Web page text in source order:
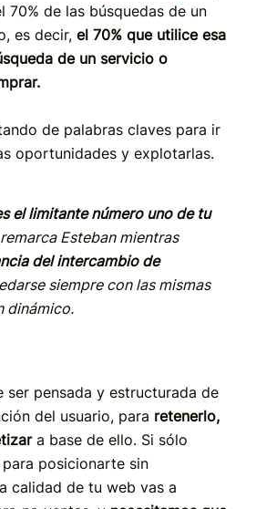
70% de las búsquedas de un
es decir, el 70% que utilice esa
de un servicio o
de palabras claves para ir
oportunidades y explotarlas.
el limitante número uno de tu
Esteban mientras
del intercambio de
siempre con las mismas
dinámico.
ser pensada y estructurada de
del usuario, para retenerlo,
a base de ello. Si sólo
posicionarte sin
calidad de tu web vas a